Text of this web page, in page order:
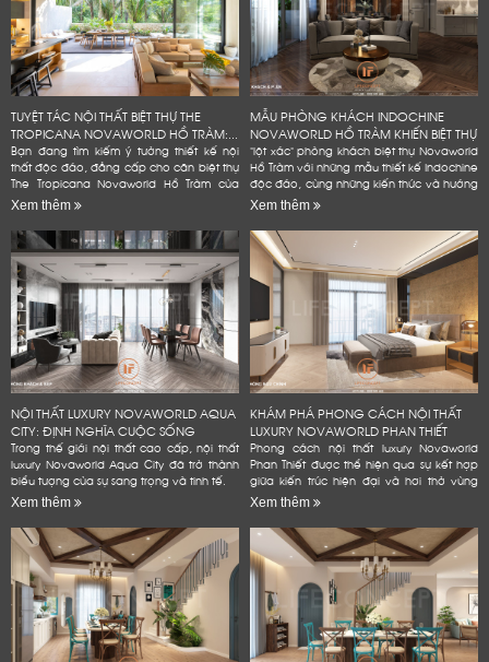
TUYỆT TÁC NỘI THẤT BIỆT THỰ THE
TROPICANA NOVAWORLD HỒ TRÀM:...
Bạn đang tìm kiếm ý tưởng thiết kế nội
thất độc đáo, đẳng cấp cho căn biệt thự
The Tropicana Novaworld Hồ Tràm của
mình? Hãy để Lifeconcept đồng hành
Xem thêm
MẪU PHÒNG KHÁCH INDOCHINE
NOVAWORLD HỒ TRÀM KHIẾN BIỆT THỰ
"lột xác" phòng khách biệt thự Novaworld
Hồ Tràm với những mẫu thiết kế Indochine
độc đáo, cùng những kiến thức và hướng
dẫn chi tiết, dễ dàng áp dụng. Bạn
Xem thêm
NỘI THẤT LUXURY NOVAWORLD AQUA
CITY: ĐỊNH NGHĨA CUỘC SỐNG
ĐẲNG...
Trong thế giới nội thất cao cấp, nội thất
luxury Novaworld Aqua City đã trở thành
biểu tượng của sự sang trọng và tinh tế.
Xem thêm
KHÁM PHÁ PHONG CÁCH NỘI THẤT
LUXURY NOVAWORLD PHAN THIẾT
Phong cách nội thất luxury Novaworld
Phan Thiết được thể hiện qua sự kết hợp
giữa kiến trúc hiện đại và hơi thở vùng
biển.
Xem thêm